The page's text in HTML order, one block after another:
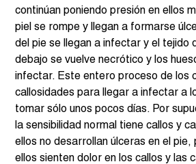
continúan poniendo presión en ellos
piel se rompe y llegan a formarse
del pie se llegan a infectar y el tejido
debajo se vuelve necrótico y los
infectar. Este entero proceso de los
callosidades para llegar a infectar a
tomar sólo unos pocos días. Por
la sensibilidad normal tiene callos y
ellos no desarrollan úlceras en el pie,
ellos sienten dolor en los callos y las